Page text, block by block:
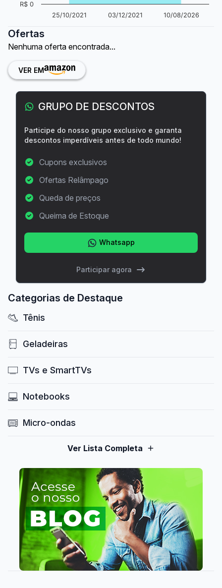
25/10/2021 03/12/2021 10/08/2026
R$ 0
Ofertas
Nenhuma oferta encontrada...
VER EM
GRUPO DE DESCONTOS
Participe do nosso grupo exclusivo e garanta
descontos imperdíveis antes de todo mundo!
Cupons exclusivos
Ofertas Relâmpago
Queda de preços
Queima de Estoque
Whatsapp
Participar agora
Categorias de Destaque
Tênis
Geladeiras
TVs e SmartTVs
Notebooks
Micro-ondas
Ver Lista Completa